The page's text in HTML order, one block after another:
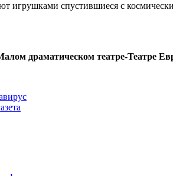
игрушками спустившиеся с
драматическом театре-Театре